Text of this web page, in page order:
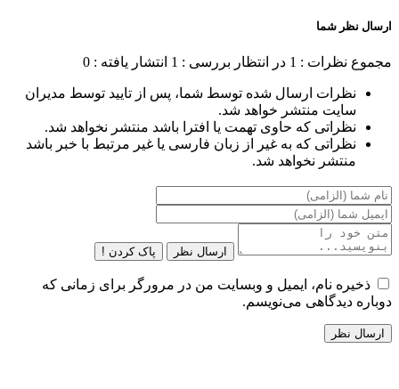
ارسال نظر شما
مجموع نظرات : 1 در انتظار بررسی : 1 انتشار یافته : 0
نظرات ارسال شده توسط شما، پس از تایید توسط مدیران
سایت منتشر خواهد شد.
نظراتی که حاوی تهمت یا افترا باشد منتشر نخواهد شد.
نظراتی که به غیر از زبان فارسی یا غیر مرتبط با خبر باشد
منتشر نخواهد شد.
ارسال نظر پاک کردن !
ذخیره نام، ایمیل و وبسایت من در مرورگر برای زمانی که
دوباره دیدگاهی می‌نویسم.